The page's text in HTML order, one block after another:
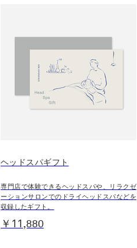
ヘッドスパギフト
専門店で体験できるヘッドスパや、リラクゼ
ーションサロンでのドライヘッドスパなどを
収録したギフト。
￥11,880